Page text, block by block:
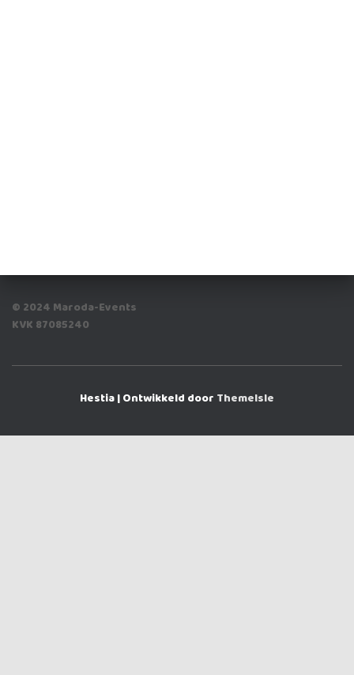
© 2024 Maroda-Events
KVK 87085240
Hestia | Ontwikkeld door ThemeIsle